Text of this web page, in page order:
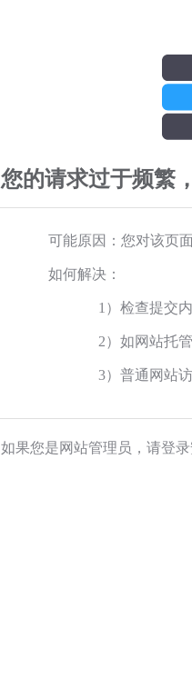
您的请求过于频繁
可能原因：您对该页
如何解决：
1）检查提交
2）如网站托
3）普通网站
如果您是网站管理员，请登